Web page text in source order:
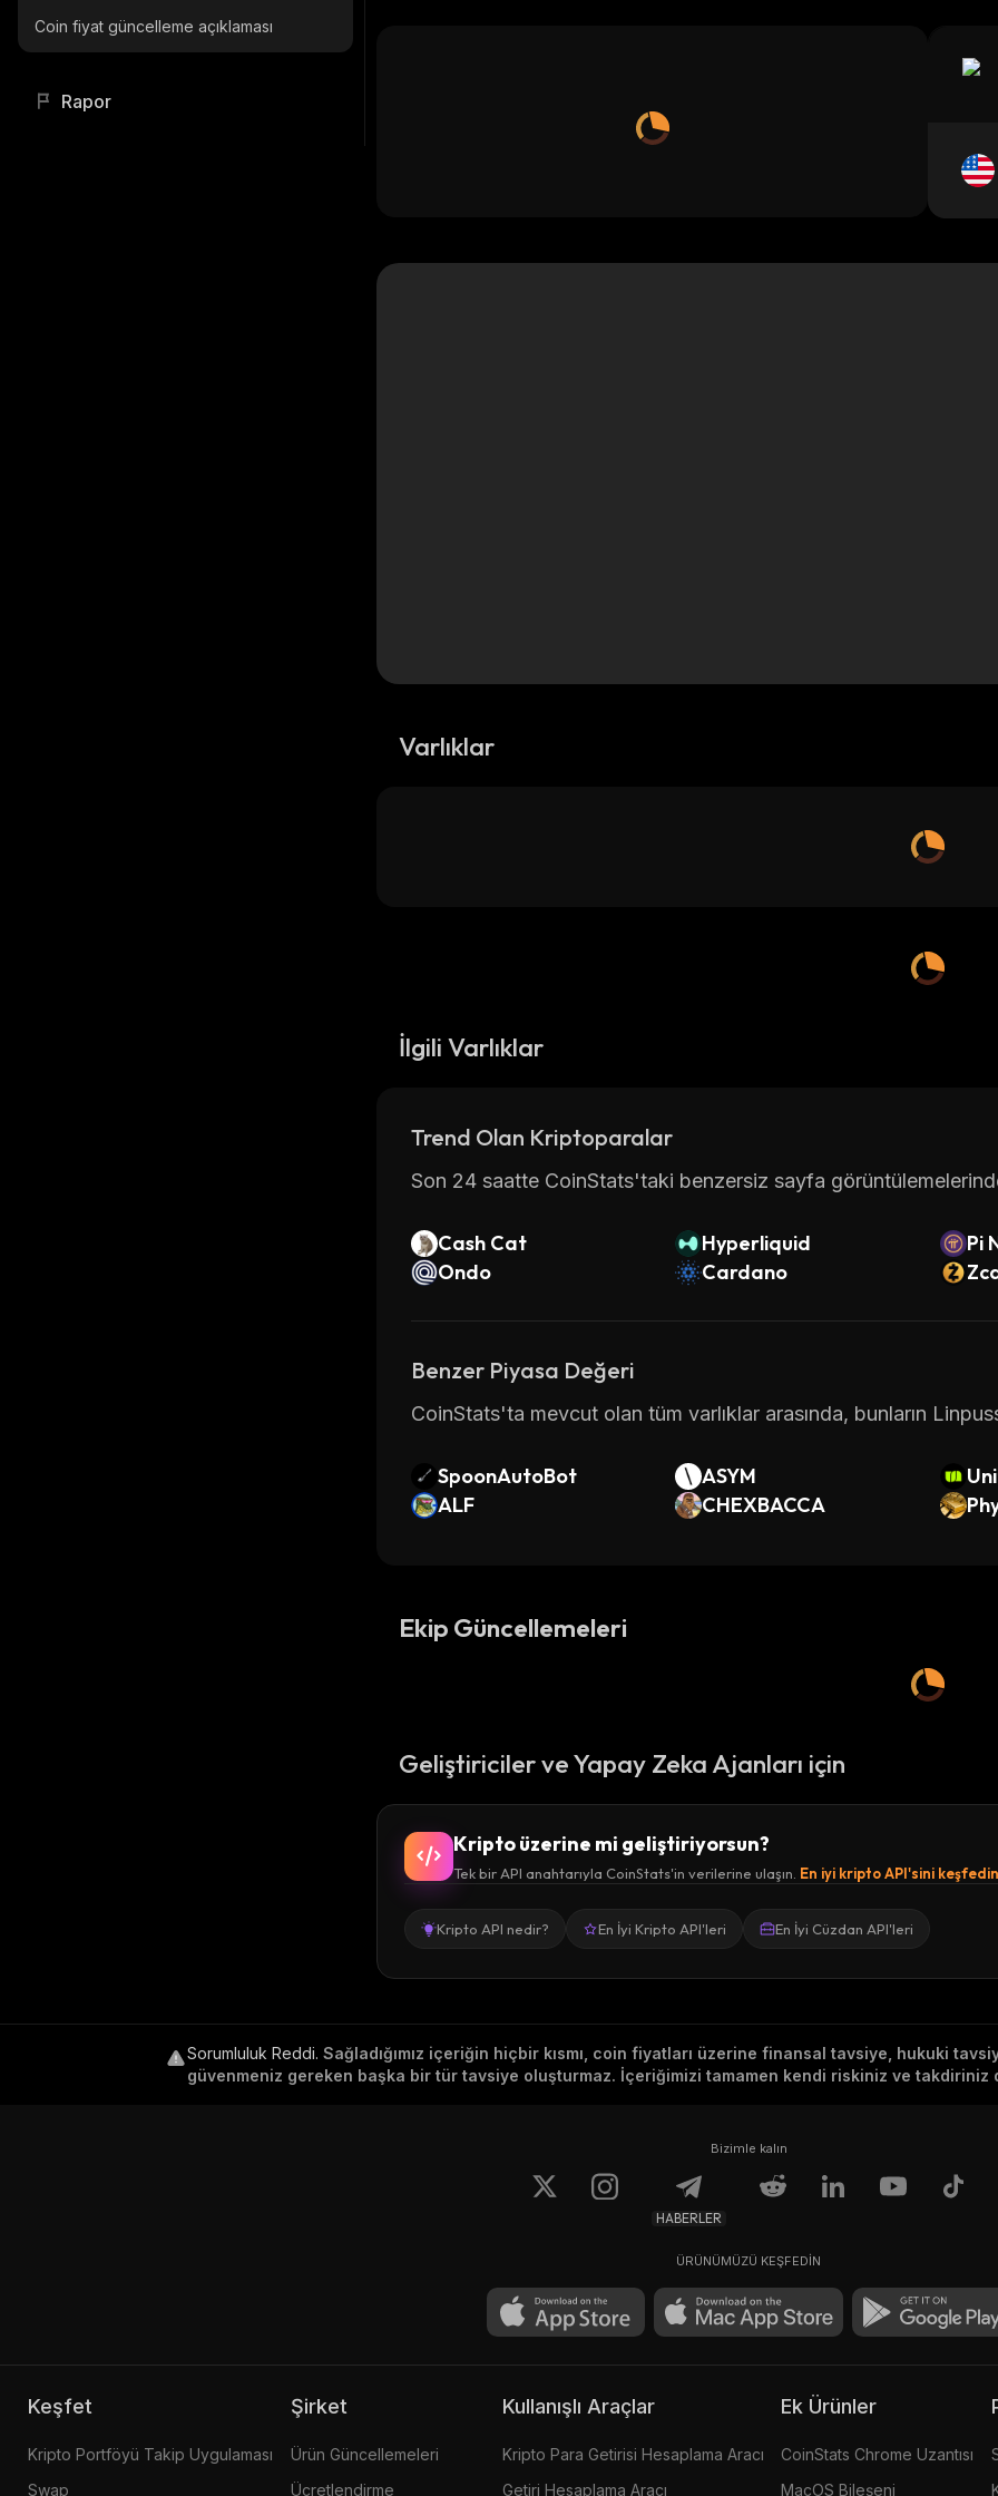
Coin fiyat güncelleme açıklaması
Rapor
Varlıklar
İlgili Varlıklar
Trend Olan Kriptoparalar
Son 24 saatte CoinStats'taki benzersiz sayfa
Cash Cat Hyperliquid Pi
Ondo
Cardano
Benzer Piyasa Değeri
CoinStats'ta mevcut olan tüm varlıklar arasında, bunların
SpoonAutoBot ASYM
ALF
CHEXBACCA
Ekip Güncellemeleri
Geliştiriciler ve Yapay Zeka Ajanları için
Kripto üzerine mi geliştiriyorsun?
Tek bir API anahtarıyla CoinStats'in verilerine ulaşın. En iyi kripto API'sini keşfedin
Kripto API nedir? En İyi Kripto API'leri En İyi Cüzdan API'leri
Sorumluluk Reddi. Sağladığımız içeriğin hiçbir kısmı, coin fiyatları üzerine finansal tavsiye, hukuki
güvenmeniz gereken başka bir tür tavsiye oluşturmaz. İçeriğimizi tamamen kendi riskiniz ve takdiriniz
Bizimle kalın
HABERLER
ÜRÜNÜMÜZÜ KEŞFEDİN
Keşfet
Kripto Portföyü Takip Uygulaması
Swap
Şirket
Ürün Güncellemeleri
Ücretlendirme
Kullanışlı Araçlar
Kripto Para Getirisi Hesaplama Aracı
Getiri Hesaplama Aracı
Ek Ürünler
CoinStats Chrome Uzantısı
MacOS Bileşeni